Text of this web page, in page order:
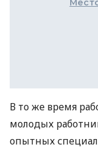
В то же время
молодых
опытных